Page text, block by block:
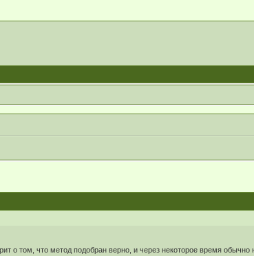
о том, что метод подобран верно, и через некоторое время